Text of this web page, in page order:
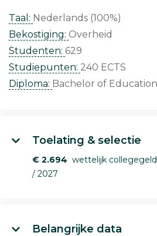
Taal: Nederlands (100%)
Bekostiging: Overheid
Studenten: 629
Studiepunten: 240 ECTS
Diploma: Bachelor of Education
Toelating & selectie
€ 2.694 wettelijk
/ 2027
Belangrijke data